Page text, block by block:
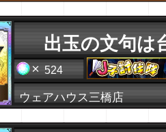
出玉の文句は
524
ウェアハウス三橋店